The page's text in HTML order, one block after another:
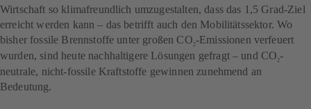
Wirtschaft so klimafreundlich umzugestalten, dass das 1,5 Grad-Ziel
erreicht werden kann – das betrifft auch den Mobilitätssektor. Wo
bisher fossile Brennstoffe unter großen CO2-Emissionen verfeuert
wurden, sind heute nachhaltigere Lösungen gefragt – und CO2-
neutrale, nicht-fossile Kraftstoffe gewinnen zunehmend an
Bedeutung.